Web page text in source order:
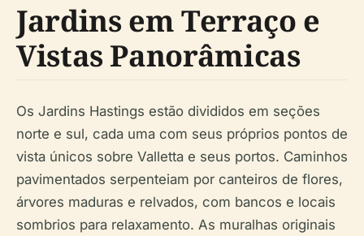
Jardins em Terraço e
Vistas Panorâmicas
Os Jardins Hastings estão divididos em seções
norte e sul, cada uma com seus próprios pontos de
vista únicos sobre Valletta e seus portos. Caminhos
pavimentados serpenteiam por canteiros de flores,
árvores maduras e relvados, com bancos e locais
sombrios para relaxamento. As muralhas originais